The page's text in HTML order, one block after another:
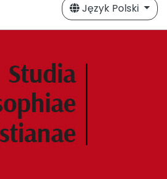
Język Polski